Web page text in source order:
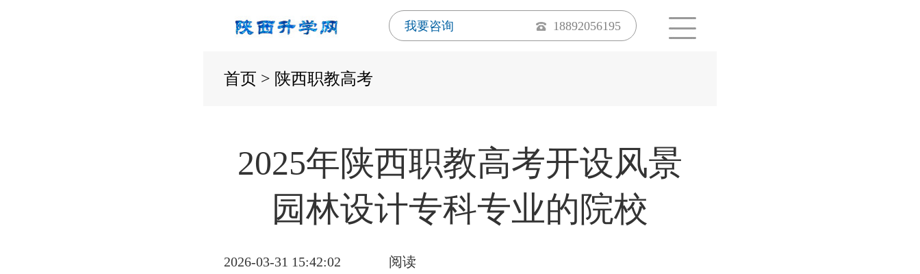
我要咨询 18892056195
首页 > 陕西职教高考
2025年陕西职教高考开设风景
园林设计专科专业的院校
2026-03-31 15:42:02 阅读